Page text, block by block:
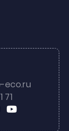
eco.ru
71